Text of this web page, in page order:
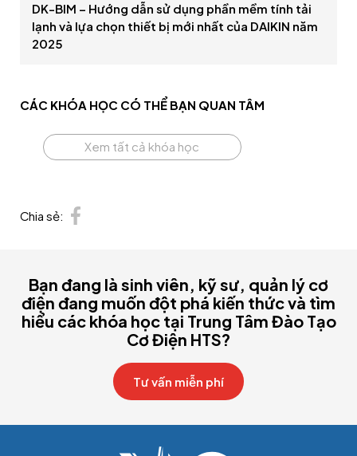
Chia sẻ:
CÁC KHÓA HỌC CÓ THỂ BẠN QUAN TÂM
Xem tất cả khóa học
DK-BIM – Hướng dẫn sử dụng phần mềm tính tải
lạnh và lựa chọn thiết bị mới nhất của DAIKIN năm
2025
Bạn đang là sinh viên, kỹ sư, quản lý cơ
điện đang muốn đột phá kiến thức và tìm
hiểu các khóa học tại Trung Tâm Đào Tạo
Cơ Điện HTS?
Tư vấn miễn phí